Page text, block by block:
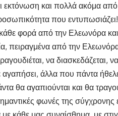
εκτόνωση και πολλά ακόμα
που εντυπωσιάζει!
φορά από την Ελεωνόρα
πειραγμένα από την
να διασκεδάζεται,
άλλα που πάντα
θα αγαπιούνται και θα
φωνές της